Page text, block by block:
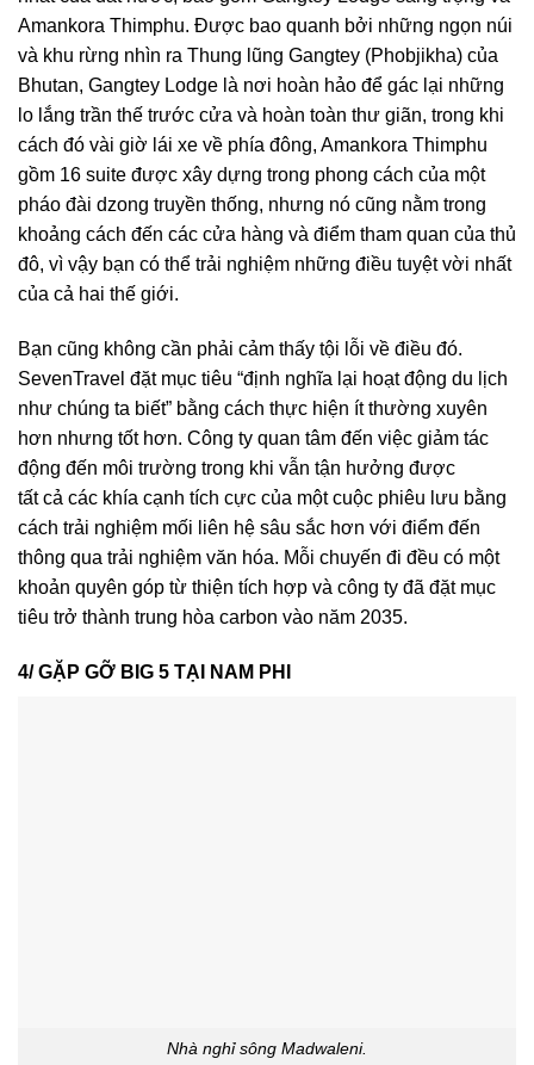
Amankora Thimphu. Được bao quanh bởi những ngọn núi
và khu rừng nhìn ra Thung lũng Gangtey (Phobjikha) của
Bhutan, Gangtey Lodge là nơi hoàn hảo để gác lại những
lo lắng trần thế trước cửa và hoàn toàn thư giãn, trong khi
cách đó vài giờ lái xe về phía đông, Amankora Thimphu
gồm 16 suite được xây dựng trong phong cách của một
pháo đài dzong truyền thống, nhưng nó cũng nằm trong
khoảng cách đến các cửa hàng và điểm tham quan của thủ
đô, vì vậy bạn có thể trải nghiệm những điều tuyệt vời nhất
của cả hai thế giới.
Bạn cũng không cần phải cảm thấy tội lỗi về điều đó.
SevenTravel đặt mục tiêu “định nghĩa lại hoạt động du lịch
như chúng ta biết” bằng cách thực hiện ít thường xuyên
hơn nhưng tốt hơn. Công ty quan tâm đến việc giảm tác
động đến môi trường trong khi vẫn tận hưởng được
tất cả các khía cạnh tích cực của một cuộc phiêu lưu bằng
cách trải nghiệm mối liên hệ sâu sắc hơn với điểm đến
thông qua trải nghiệm văn hóa. Mỗi chuyến đi đều có một
khoản quyên góp từ thiện tích hợp và công ty đã đặt mục
tiêu trở thành trung hòa carbon vào năm 2035.
4/ GẶP GỠ BIG 5 TẠI NAM PHI
Nhà nghỉ sông Madwaleni.